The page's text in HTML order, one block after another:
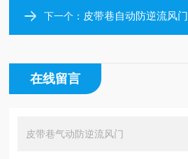
下一个： 皮带巷自动防逆流风门
在线留言